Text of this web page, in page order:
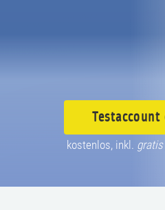
Testaccount
kostenlos, inkl. gratis